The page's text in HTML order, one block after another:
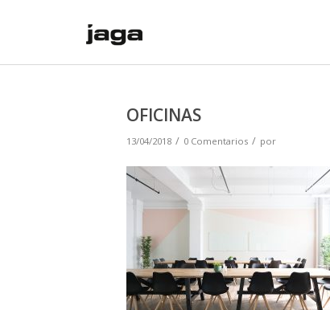
OFICINAS
13/04/2018 / 0 Comentarios / por